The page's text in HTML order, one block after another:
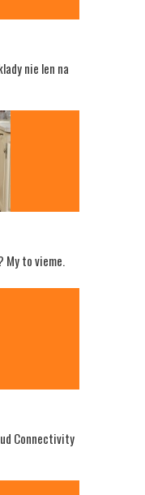
nie len na
My to vieme.
Connectivity